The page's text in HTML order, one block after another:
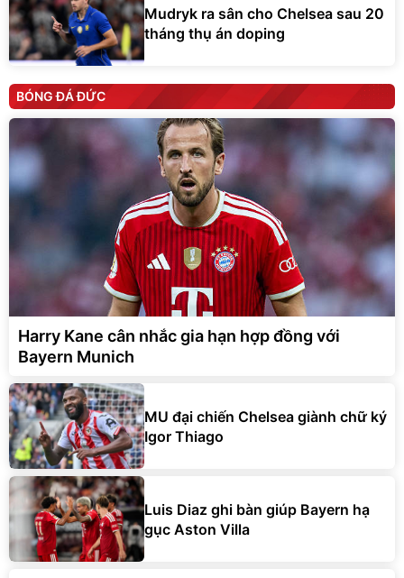
Mudryk ra sân cho Chelsea sau 20
tháng thụ án doping
BÓNG ĐÁ ĐỨC
Harry Kane cân nhắc gia hạn hợp đồng với
Bayern Munich
MU đại chiến Chelsea giành chữ ký
Igor Thiago
Luis Diaz ghi bàn giúp Bayern hạ
gục Aston Villa